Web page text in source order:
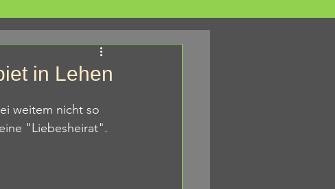
in Lehen
weitem nicht so
"Liebesheirat".